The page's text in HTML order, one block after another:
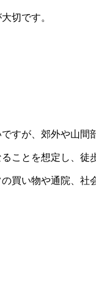
切です。
すが、郊外や山間
ことを想定し、徒
買い物や通院、社